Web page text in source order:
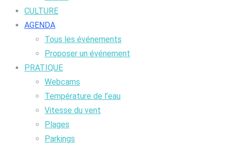
CULTURE
AGENDA
Tous les événements
Proposer un événement
PRATIQUE
Webcams
Température de l’eau
Vitesse du vent
Plages
Parkings